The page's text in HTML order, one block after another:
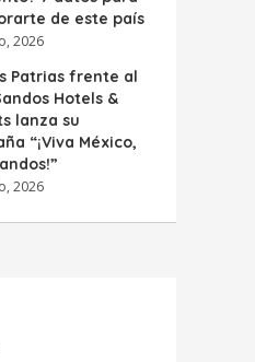
de este país
2026
Patrias frente al
Hotels &
lanza su
“¡Viva México,
2026